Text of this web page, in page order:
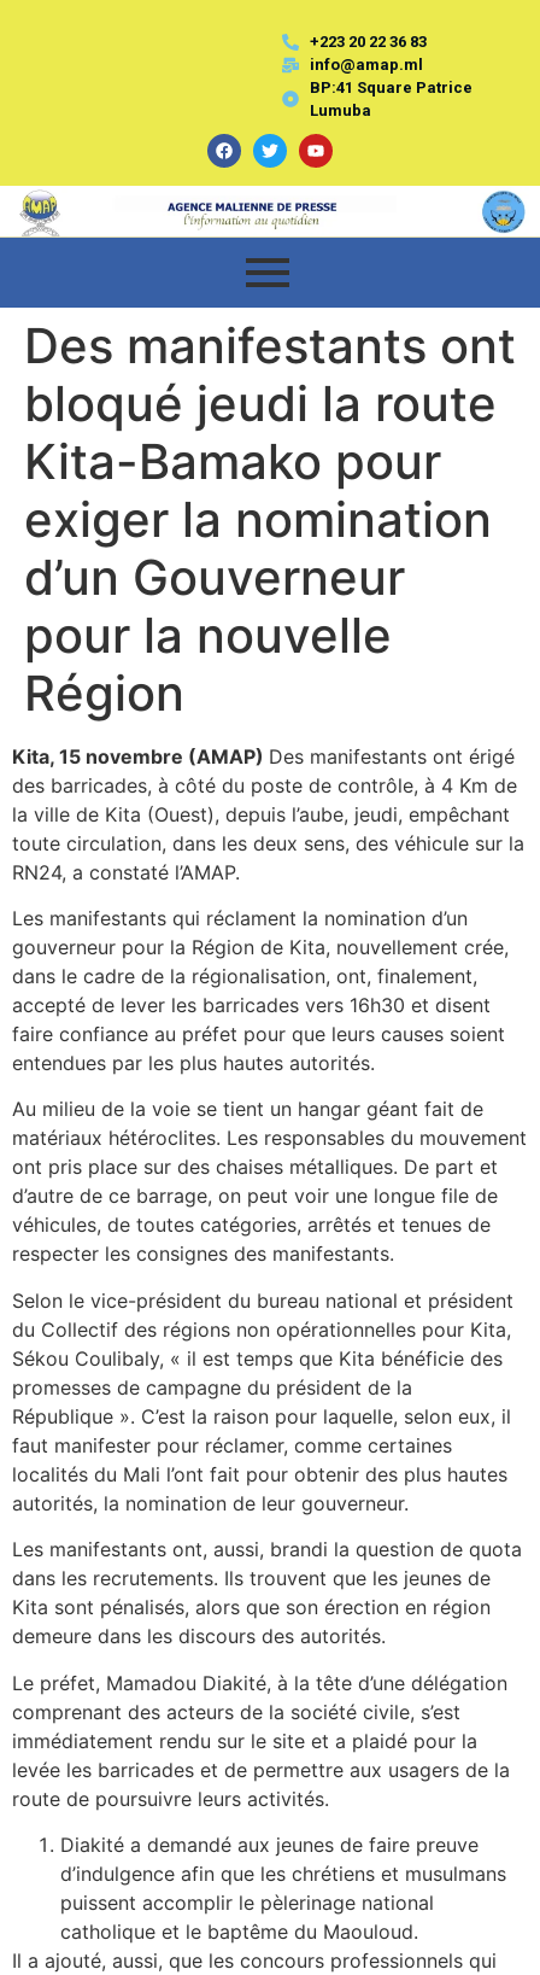
+223 20 22 36 83
info@amap.ml
BP:41 Square Patrice
Lumuba
Des manifestants ont
bloqué jeudi la route
Kita-Bamako pour
exiger la nomination
d’un Gouverneur
pour la nouvelle
Région
Kita, 15 novembre (AMAP) Des manifestants ont érigé
des barricades, à côté du poste de contrôle, à 4 Km de
la ville de Kita (Ouest), depuis l’aube, jeudi, empêchant
toute circulation, dans les deux sens, des véhicule sur la
RN24, a constaté l’AMAP.
Les manifestants qui réclament la nomination d’un
gouverneur pour la Région de Kita, nouvellement crée,
dans le cadre de la régionalisation, ont, finalement,
accepté de lever les barricades vers 16h30 et disent
faire confiance au préfet pour que leurs causes soient
entendues par les plus hautes autorités.
Au milieu de la voie se tient un hangar géant fait de
matériaux hétéroclites. Les responsables du mouvement
ont pris place sur des chaises métalliques. De part et
d’autre de ce barrage, on peut voir une longue file de
véhicules, de toutes catégories, arrêtés et tenues de
respecter les consignes des manifestants.
Selon le vice-président du bureau national et président
du Collectif des régions non opérationnelles pour Kita,
Sékou Coulibaly, « il est temps que Kita bénéficie des
promesses de campagne du président de la
République ». C’est la raison pour laquelle, selon eux, il
faut manifester pour réclamer, comme certaines
localités du Mali l’ont fait pour obtenir des plus hautes
autorités, la nomination de leur gouverneur.
Les manifestants ont, aussi, brandi la question de quota
dans les recrutements. Ils trouvent que les jeunes de
Kita sont pénalisés, alors que son érection en région
demeure dans les discours des autorités.
Le préfet, Mamadou Diakité, à la tête d’une délégation
comprenant des acteurs de la société civile, s’est
immédiatement rendu sur le site et a plaidé pour la
levée les barricades et de permettre aux usagers de la
route de poursuivre leurs activités.
Diakité a demandé aux jeunes de faire preuve
d’indulgence afin que les chrétiens et musulmans
puissent accomplir le pèlerinage national
catholique et le baptême du Maouloud.
Il a ajouté, aussi, que les concours professionnels qui